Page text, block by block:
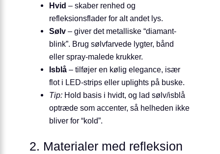
Hvid – skaber renhed og
refleksionsflader for alt andet lys.
Sølv – giver det metalliske “diamant-
blink”. Brug sølvfarvede lygter, bånd
eller spray-malede krukker.
Isblå – tilføjer en kølig elegance, især
flot i LED-strips eller uplights på buske.
Tip: Hold basis i hvidt, og lad sølv/isblå
optræde som accenter, så helheden ikke
bliver for “kold”.
2. Materialer med refleksion